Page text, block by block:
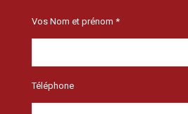
Vos Nom et prénom *
Téléphone